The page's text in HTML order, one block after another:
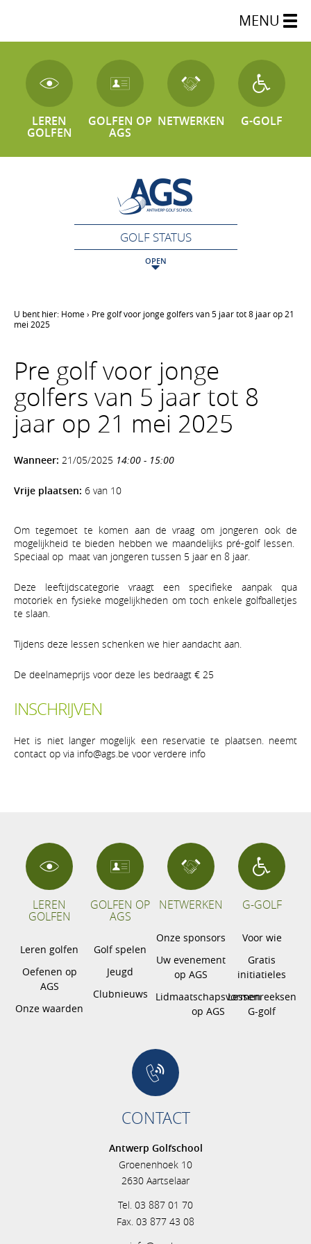
MENU
LEREN
GOLFEN
GOLFEN OP
AGS
NETWERKEN G-GOLF
GOLF STATUS
OPEN
U bent hier: Home› Pre golf voor jonge golfers van 5 jaar tot 8 jaar op 21
mei 2025
Pre golf voor jonge
golfers van 5 jaar tot 8
jaar op 21 mei 2025
Wanneer: 21/05/2025 14:00 - 15:00
Vrije plaatsen: 6 van 10
Om tegemoet te komen aan de vraag om jongeren ook de
mogelijkheid te bieden hebben we maandelijks pré-golf lessen.
Speciaal op maat van jongeren tussen 5 jaar en 8 jaar.
Deze leeftijdscategorie vraagt een specifieke aanpak qua
motoriek en fysieke mogelijkheden om toch enkele golfballetjes
te slaan.
Tijdens deze lessen schenken we hier aandacht aan.
De deelnameprijs voor deze les bedraagt € 25
INSCHRIJVEN
Het is niet langer mogelijk een reservatie te plaatsen. neemt
contact op via info@ags.be voor verdere info
LEREN
GOLFEN
Leren golfen
Oefenen op
AGS
Onze waarden
GOLFEN OP
AGS
Golf spelen
Jeugd
Clubnieuws
NETWERKEN
Onze sponsors
Uw evenement
op AGS
Lidmaatschapsvormen
op AGS
G-GOLF
Voor wie
Gratis
initiatieles
Lessenreeksen
G-golf
CONTACT
Antwerp Golfschool
Groenenhoek 10
2630 Aartselaar
Tel. 03 887 01 70
Fax. 03 877 43 08